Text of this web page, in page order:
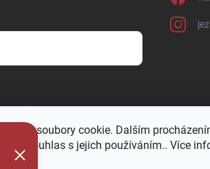
soubory cookie. Dalším
souhlas s jejich používáním.. Více